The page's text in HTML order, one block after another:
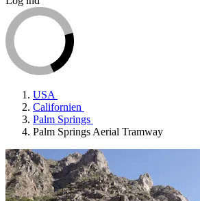
USA
Californien
Palm Springs
Palm Springs Aerial Tramway